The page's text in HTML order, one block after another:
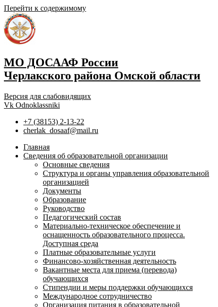
Перейти к содержимому
МО ДОСААФ России
Черлакского района Омской области
Версия для слабовидящих
Vk Odnoklassniki
+7 (38153) 2-13-22
cherlak_dosaaf@mail.ru
Главная
Сведения об образовательной организации
Основные сведения
Структура и органы управления образовательной
организацией
Документы
Образование
Руководство
Педагогический состав
Материально-техническое обеспечение и
оснащенность образовательного процесса.
Доступная среда
Платные образовательные услуги
Финансово-хозяйственная деятельность
Вакантные места для приема (перевода)
обучающихся
Стипендии и меры поддержки обучающихся
Международное сотрудничество
Организация питания в образовательной